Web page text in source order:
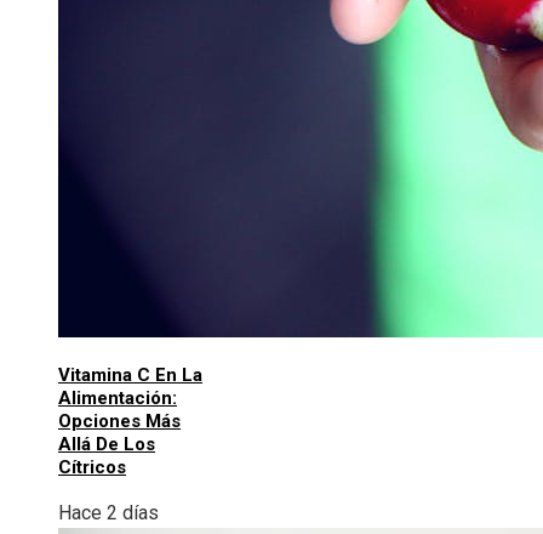
Vitamina C En La
Alimentación:
Opciones Más
Allá De Los
Cítricos
Hace 2 días